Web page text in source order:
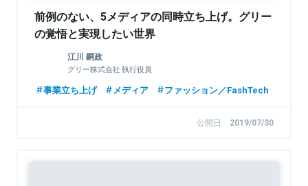
前例のない、5メディアの同時立ち上げ。グリー
の覚悟と実現したい世界
江川 嗣政
グリー株式会社 執行役員
事業立ち上げ メディア ファッション／FashTech
公開日 2019/07/30